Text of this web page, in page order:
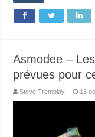
Asmodee –
prévues pour
Steve Tremblay 13